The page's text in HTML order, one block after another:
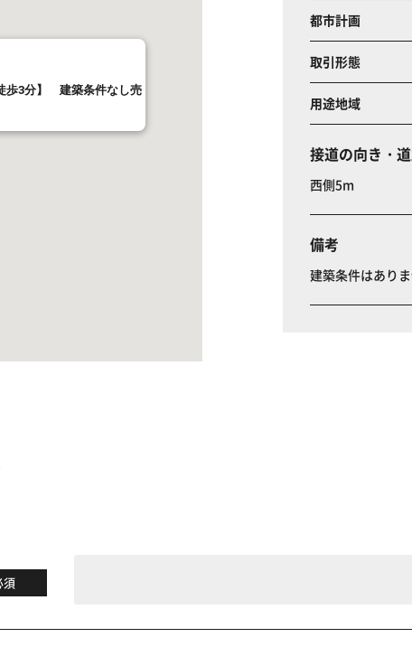
3分】 建築条件なし売
都市計画
取引形態
用途地域
接道の向き・
西側5m
備考
建築条件はあり
須